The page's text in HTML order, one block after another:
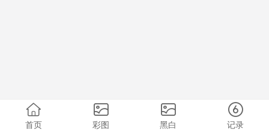
首页 彩图 黑白 记录